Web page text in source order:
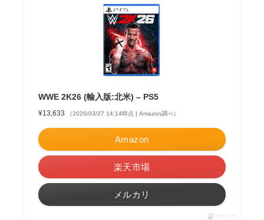
WWE 2K26 (輸入版:北米) – PS5
¥13,633 （2026/03/27 14:14時点 | Amazon調べ）
Amazon
楽天市場
メルカリ
ポチップ